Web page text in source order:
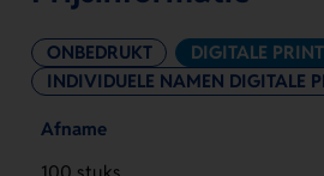
ONBEDRUKT
DIGITALE PRINT
INDIVIDUELE NAMEN DIGITALE
Afname